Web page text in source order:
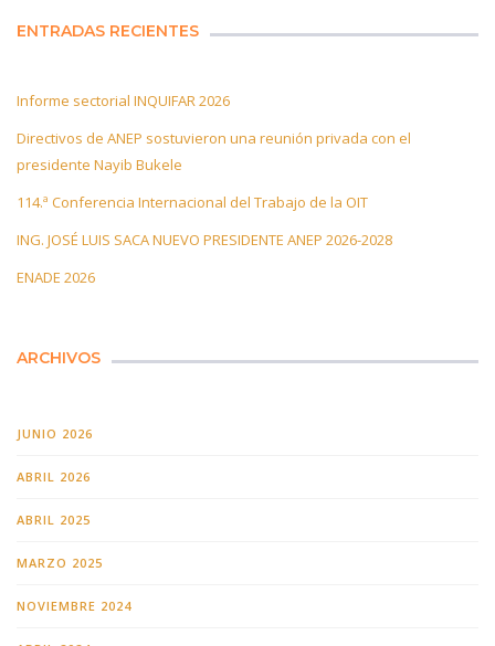
ENTRADAS RECIENTES
Informe sectorial INQUIFAR 2026
Directivos de ANEP sostuvieron una reunión privada con el
presidente Nayib Bukele
114.ª Conferencia Internacional del Trabajo de la OIT
ING. JOSÉ LUIS SACA NUEVO PRESIDENTE ANEP 2026-2028
ENADE 2026
ARCHIVOS
JUNIO 2026
ABRIL 2026
ABRIL 2025
MARZO 2025
NOVIEMBRE 2024